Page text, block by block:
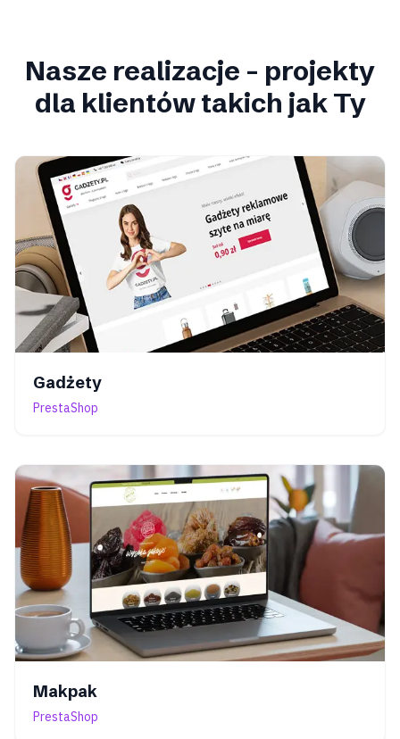
Nasze realizacje - projekty
dla klientów takich jak Ty
Gadżety
PrestaShop
Makpak
PrestaShop